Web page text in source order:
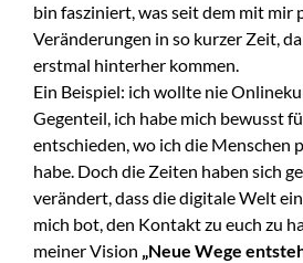
bin fasziniert, was seit dem mit mir
Veränderungen in so kurzer Zeit,
erstmal hinterher kommen.
Ein Beispiel: ich wollte nie
Gegenteil, ich habe mich bewusst
entschieden, wo ich die Menschen
habe. Doch die Zeiten haben sich
verändert, dass die digitale Welt
mich bot, den Kontakt zu euch zu
meiner Vision „Neue Wege